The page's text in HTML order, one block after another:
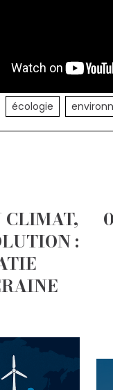
écologie
CLIMAT,
: